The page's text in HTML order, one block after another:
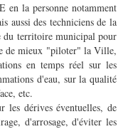
en la personne notamment
aussi des techniciens de la
du territoire municipal pour
de mieux "piloter" la Ville,
en temps réel sur les
d'eau, sur la qualité
etc.
les dérives éventuelles, de
d'arrosage, d'éviter les